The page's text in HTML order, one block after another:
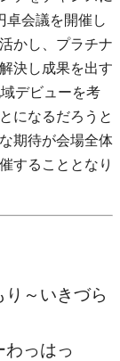
卓会議を開催し
かし、プラチナ
決し成果を出す
デビューを考
になるだろうと
期待が会場全体
することとなり
り～いきづら
わっはっ